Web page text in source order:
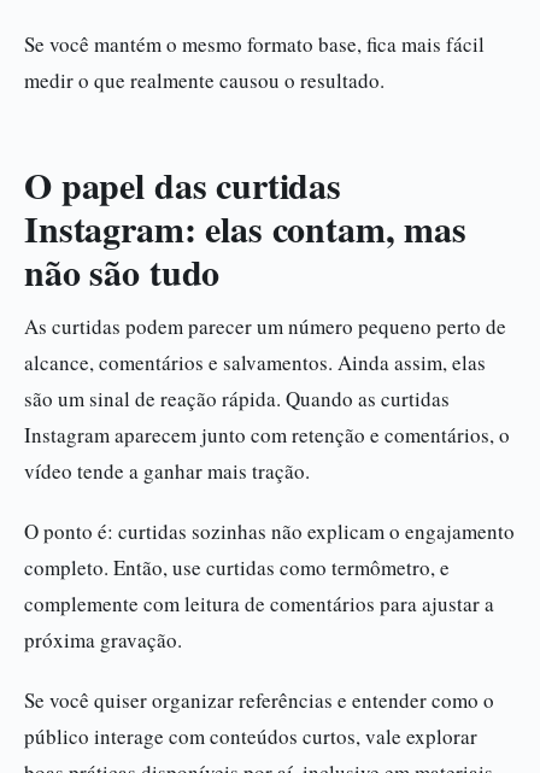
Se você mantém o mesmo formato base, fica mais fácil
medir o que realmente causou o resultado.
O papel das curtidas
Instagram: elas contam, mas
não são tudo
As curtidas podem parecer um número pequeno perto de
alcance, comentários e salvamentos. Ainda assim, elas
são um sinal de reação rápida. Quando as curtidas
Instagram aparecem junto com retenção e comentários, o
vídeo tende a ganhar mais tração.
O ponto é: curtidas sozinhas não explicam o engajamento
completo. Então, use curtidas como termômetro, e
complemente com leitura de comentários para ajustar a
próxima gravação.
Se você quiser organizar referências e entender como o
público interage com conteúdos curtos, vale explorar